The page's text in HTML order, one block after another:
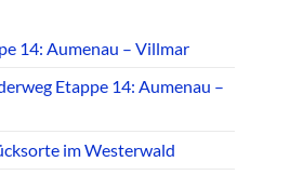
14: Aumenau – Villmar
Etappe 14: Aumenau –
im Westerwald